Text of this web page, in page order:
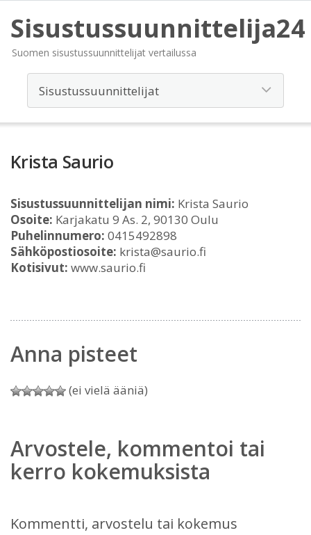
Sisustussuunnittelija24
Suomen sisustussuunnittelijat vertailussa
Krista Saurio
Sisustussuunnittelijan nimi: Krista Saurio
Osoite: Karjakatu 9 As. 2, 90130 Oulu
Puhelinnumero: 0415492898
Sähköpostiosoite: krista@saurio.fi
Kotisivut: www.saurio.fi
Anna pisteet
(ei vielä ääniä)
Arvostele, kommentoi tai
kerro kokemuksista
Kommentti, arvostelu tai kokemus